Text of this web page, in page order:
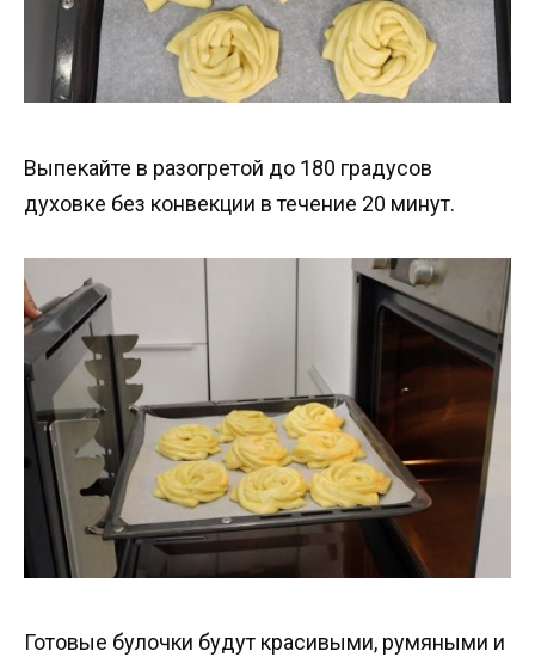
Выпекайте в разогретой до 180 градусов
духовке без конвекции в течение 20 минут.
Готовые булочки будут красивыми, румяными и